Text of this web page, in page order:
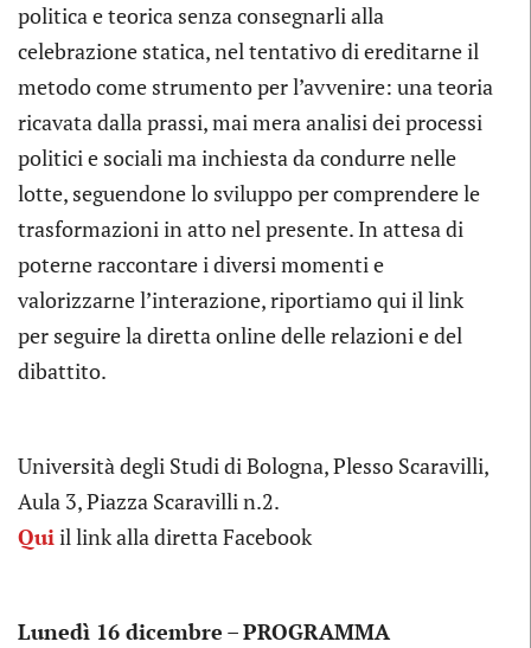
politica e teorica senza consegnarli alla
celebrazione statica, nel tentativo di ereditarne il
metodo come strumento per l’avvenire: una teoria
ricavata dalla prassi, mai mera analisi dei processi
politici e sociali ma inchiesta da condurre nelle
lotte, seguendone lo sviluppo per comprendere le
trasformazioni in atto nel presente. In attesa di
poterne raccontare i diversi momenti e
valorizzarne l’interazione, riportiamo qui il link
per seguire la diretta online delle relazioni e del
dibattito.
Università degli Studi di Bologna, Plesso Scaravilli,
Aula 3, Piazza Scaravilli n.2.
Quiil link alla diretta Facebook
Lunedì 16 dicembre –PROGRAMMA